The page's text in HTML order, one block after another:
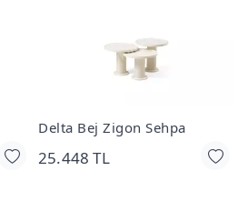
Delta Bej Zigon Sehpa
25.448 TL